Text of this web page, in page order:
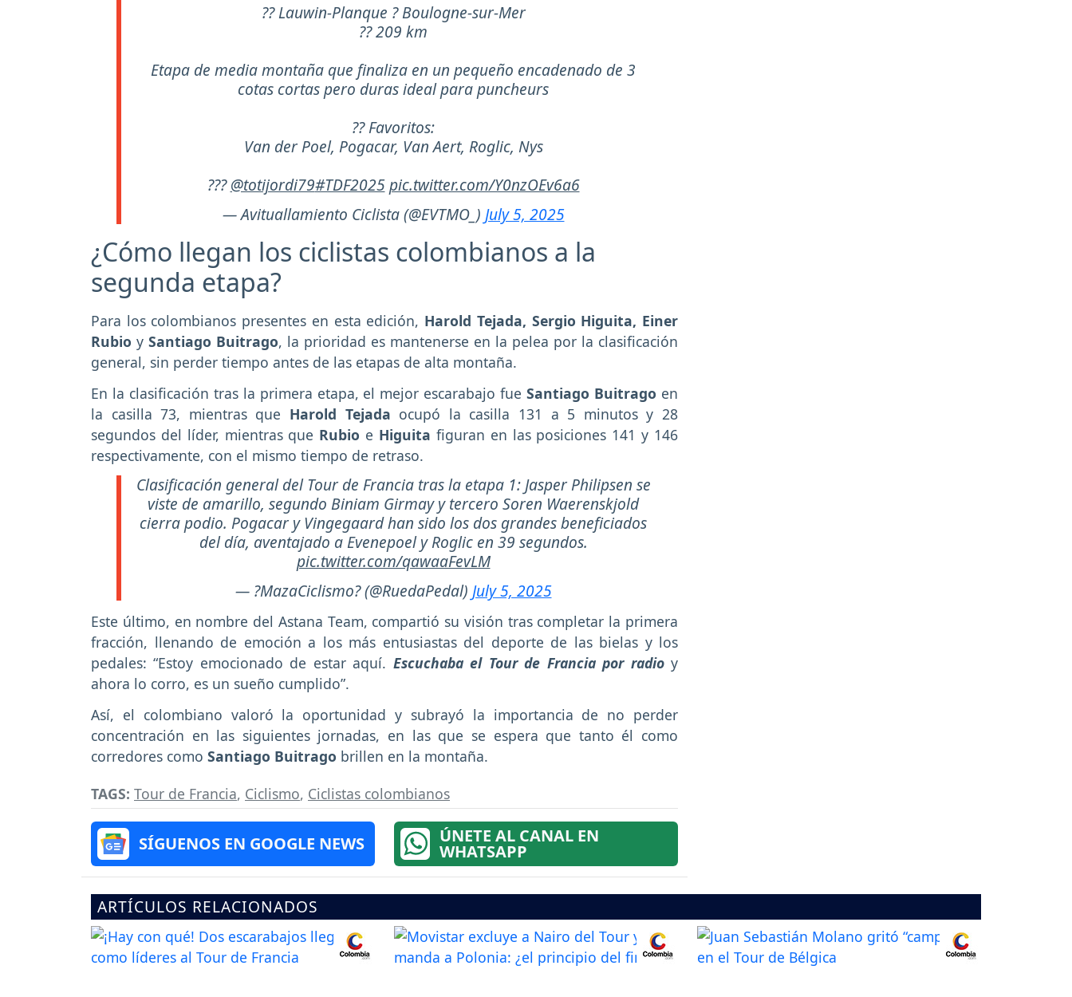
?? Lauwin-Planque ? Boulogne-sur-Mer
?? 209 km
Etapa de media montaña que finaliza en un pequeño encadenado de 3
cotas cortas pero duras ideal para puncheurs
?? Favoritos:
Van der Poel, Pogacar, Van Aert, Roglic, Nys
???@totijordi79#TDF2025 pic.twitter.com/Y0nzOEv6a6
— Avituallamiento Ciclista (@EVTMO_) July 5, 2025
¿Cómo llegan los ciclistas colombianos a la
segunda etapa?
Para los colombianos presentes en esta edición, Harold Tejada, Sergio Higuita, Einer
Rubio y Santiago Buitrago, la prioridad es mantenerse en la pelea por la clasificación
general, sin perder tiempo antes de las etapas de alta montaña.
En la clasificación tras la primera etapa, el mejor escarabajo fueSantiago Buitrago en
la casilla 73, mientras que Harold Tejada ocupó la casilla 131 a 5 minutos y 28
segundos del líder, mientras que Rubio e Higuita figuran en las posiciones 141 y 146
respectivamente, con el mismo tiempo de retraso.
Clasificación general del Tour de Francia tras la etapa 1: Jasper Philipsen se
viste de amarillo, segundo Biniam Girmay y tercero Soren Waerenskjold
cierra podio. Pogacar y Vingegaard han sido los dos grandes beneficiados
del día, aventajado a Evenepoel y Roglic en 39 segundos.
pic.twitter.com/qawaaFevLM
— ?MazaCiclismo? (@RuedaPedal) July 5, 2025
Este último, en nombre del Astana Team, compartió su visión tras completar la primera
fracción, llenando de emoción a los más entusiastas del deporte de las bielas y los
pedales: “Estoy emocionado de estar aquí. Escuchaba el Tour de Francia por radioy
ahora lo corro, es un sueño cumplido”.
Así, el colombiano valoró la oportunidad y subrayó la importancia de no perder
concentración en las siguientes jornadas, en las que se espera que tanto él como
corredores como Santiago Buitrago brillen en la montaña.
TAGS: Tour de Francia, Ciclismo, Ciclistas colombianos
SÍGUENOS EN GOOGLE NEWS ÚNETE AL CANAL EN
WHATSAPP
ARTÍCULOS RELACIONADOS